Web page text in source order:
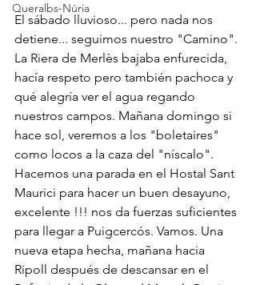
Queralbs-Núria
El sábado lluvioso... pero nada nos
detiene... seguimos nuestro "Camino".
La Riera de Merlès bajaba enfurecida,
hacía respeto pero también pachoca y
qué alegría ver el agua regando
nuestros campos. Mañana domingo si
hace sol, veremos a los "boletaires"
como locos a la caza del "níscalo".
Hacemos una parada en el Hostal Sant
Maurici para hacer un buen desayuno,
excelente !!! nos da fuerzas suficientes
para llegar a Puigcercós. Vamos. Una
nueva etapa hecha, mañana hacia
Ripoll después de descansar en el